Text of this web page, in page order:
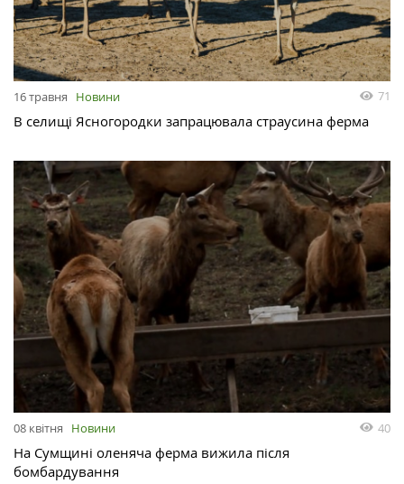
16 травня Новини 71
В селищі Ясногородки запрацювала страусина ферма
08 квітня Новини 40
На Сумщині оленяча ферма вижила після
бомбардування